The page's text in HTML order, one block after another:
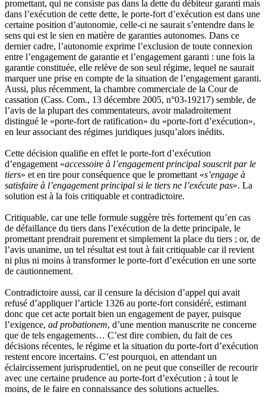
promettant, qui ne consiste pas dans la dette du débiteur garanti mais
dans l’exécution de cette dette, le porte-fort d’exécution est dans une
certaine position d’autonomie, celle-ci ne saurait s’entendre dans le
sens qui est le sien en matière de garanties autonomes. Dans ce
dernier cadre, l’autonomie exprime l’exclusion de toute connexion
entre l’engagement de garantie et l’engagement garanti : une fois la
garantie constituée, elle relève de son seul régime, lequel ne saurait
marquer une prise en compte de la situation de l’engagement garanti.
Aussi, plus récemment, la chambre commerciale de la Cour de
cassation (Cass. Com., 13 décembre 2005, n°03-19217) semble, de
l’avis de la plupart des commentateurs, avoir maladroitement
distingué le «porte-fort de ratification» du «porte-fort d’exécution»,
en leur associant des régimes juridiques jusqu’alors inédits.
Cette décision qualifie en effet le porte-fort d’exécution
d’engagement «accessoire à l’engagement principal souscrit par le
tiers» et en tire pour conséquence que le promettant «s’engage à
satisfaire à l’engagement principal si le tiers ne l’exécute pas». La
solution est à la fois critiquable et contradictoire.
Critiquable, car une telle formule suggère très fortement qu’en cas
de défaillance du tiers dans l’exécution de la dette principale, le
promettant prendrait purement et simplement la place du tiers ; or, de
l’avis unanime, un tel résultat est tout à fait critiquable car il revient
ni plus ni moins à transformer le porte-fort d’exécution en une sorte
de cautionnement.
Contradictoire aussi, car il censure la décision d’appel qui avait
refusé d’appliquer l’article 1326 au porte-fort considéré, estimant
donc que cet acte portait bien un engagement de payer, puisque
l’exigence, ad probationem, d’une mention manuscrite ne concerne
que de tels engagements… C’est dire combien, du fait de ces
décisions récentes, le régime et la situation du porte-fort d’exécution
restent encore incertains. C’est pourquoi, en attendant un
éclaircissement jurisprudentiel, on ne peut que conseiller de recourir
avec une certaine prudence au porte-fort d’exécution ; à tout le
moins, de le faire en connaissance des solutions actuelles.